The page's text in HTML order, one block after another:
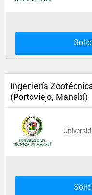
Ingeniería
(Portoviejo, Manabí)